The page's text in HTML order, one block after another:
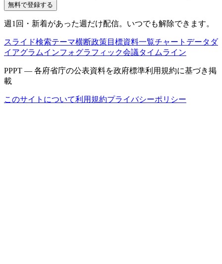
無料で登録する
週1回・新着があった週だけ配信。いつでも解除できます。
スライド検索テーマ横断政策目標資料一覧チャートデータ ダ
イアグラムインフォグラフィック会議タイムライン
PPPT — 各府省庁の公表資料を政府標準利用規約に基づき掲
載
このサイトについて利用規約プライバシーポリシー